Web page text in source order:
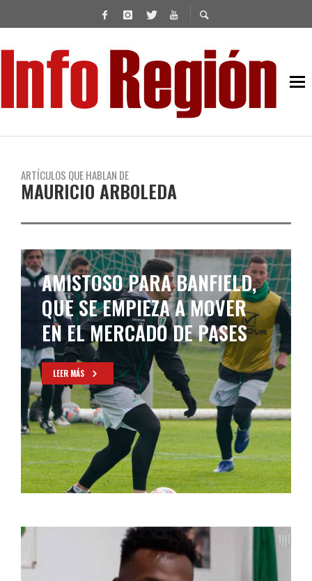
ARTÍCULOS QUE HABLAN DE
MAURICIO ARBOLEDA
AMISTOSO PARA BANFIELD,
QUE SE EMPIEZA A MOVER
EN EL MERCADO DE PASES
LEER MÁS